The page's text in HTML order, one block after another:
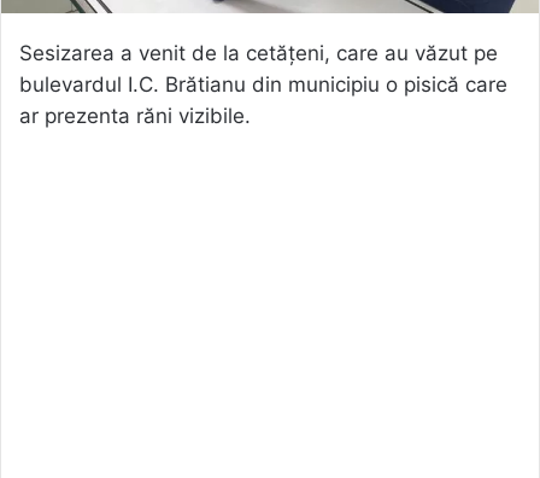
Sesizarea a venit de la cetățeni, care au văzut pe
bulevardul I.C. Brătianu din municipiu o pisică care
ar prezenta răni vizibile.